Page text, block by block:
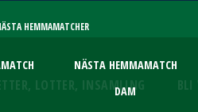
HEMMAMATCHER
NÄSTA HEMMAMATCH
DAM
LOTTER, INSAMLING BLI